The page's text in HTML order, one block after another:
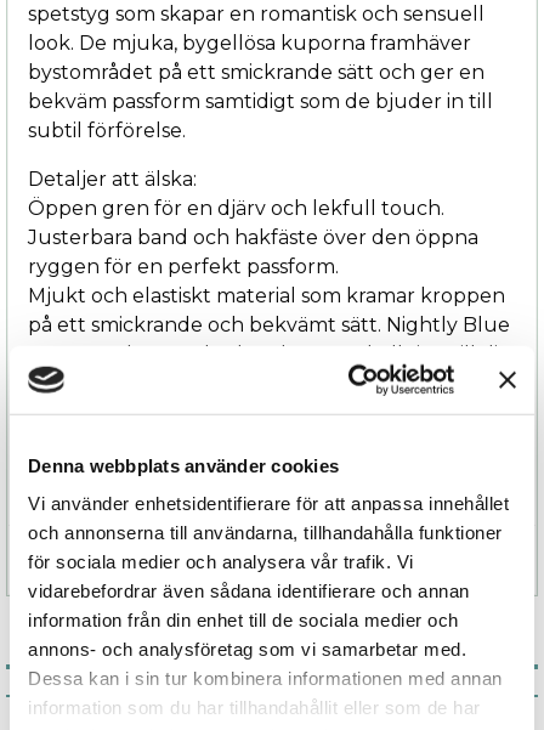
Denna webbplats använder cookies
Vi använder enhetsidentifierare för att anpassa innehållet
och annonserna till användarna, tillhandahålla funktioner
för sociala medier och analysera vår trafik. Vi
vidarebefordrar även sådana identifierare och annan
information från din enhet till de sociala medier och
annons- och analysföretag som vi samarbetar med.
Dessa kan i sin tur kombinera informationen med annan
information som du har tillhandahållit eller som de har
spetstyg som skapar en romantisk och sensuell
look. De mjuka, bygellösa kuporna framhäver
bystområdet på ett smickrande sätt och ger en
bekväm passform samtidigt som de bjuder in till
subtil förförelse.
Detaljer att älska:
Öppen gren för en djärv och lekfull touch.
Justerbara band och hakfäste över den öppna
ryggen för en perfekt passform.
Mjukt och elastiskt material som kramar kroppen
på ett smickrande och bekvämt sätt. Nightly Blue
är mer än bara en body – det är en hyllning till din
sensuella sida, perfekt för romantiska kvällar och
självförtroendefyllda stunder. Låt denna eleganta
oemotståndlig.
Specifikation
Associerade produkter